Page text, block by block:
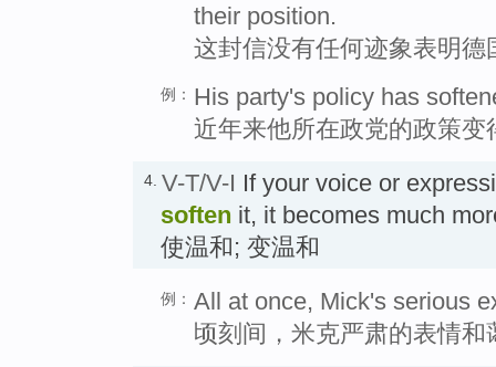
their position.
这封信没有任何迹象表明
例： His party's policy has
近年来他所在政党的政策变
4. V-T/V-I If your voice or
soften it, it becomes much
使温和; 变温和
例： All at once, Mick's serious
顷刻间，米克严肃的表情